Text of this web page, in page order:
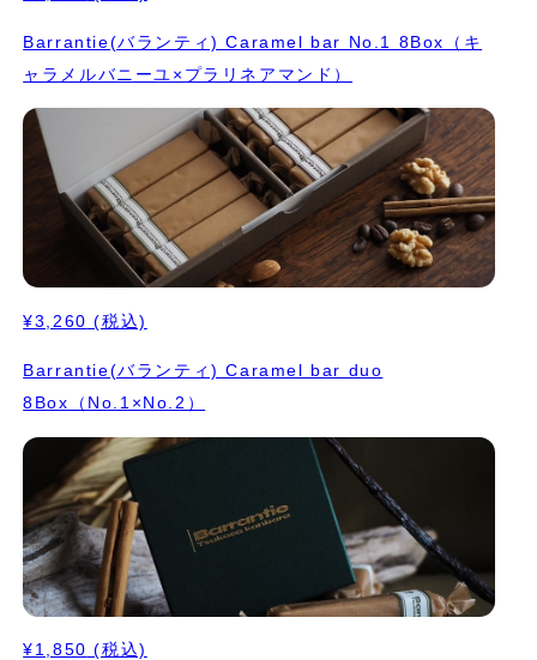
Barrantie(バランティ) Caramel bar No.1 8Box（キ
ャラメルバニーユ×プラリネアマンド）
¥3,260 (税込)
Barrantie(バランティ) Caramel bar duo
8Box（No.1×No.2）
¥1,850 (税込)